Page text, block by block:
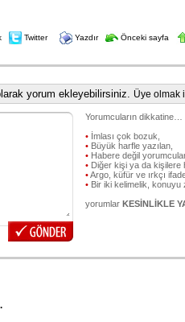
Twitter Yazdır Önceki sayfa
yorum ekleyebilirsiniz. Üye olmak
Yorumcuların dikkatine…
• İmlası çok bozuk,
• Büyük harfle yazılan,
• Habere değil
• Diğer kişi ya da kişilere
•Argo, küfür ve ırkçı
• Bir iki kelimelik, konuyu
yorumlar KESİNLİKLE